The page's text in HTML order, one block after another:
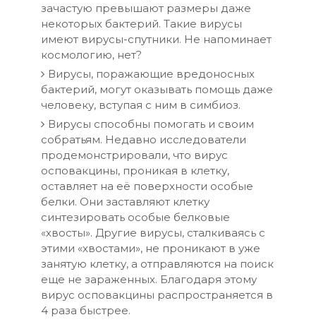
зачастую превышают размеры даже
некоторых бактерий. Такие вирусы
имеют вирусы-спутники. Не напоминает
космологию, нет?
Вирусы, поражающие вредоносных
бактерий, могут оказывать помощь даже
человеку, вступая с ним в симбиоз.
Вирусы способны помогать и своим
собратьям. Недавно исследователи
продемонстрировали, что вирус
осповакцины, проникая в клетку,
оставляет на её поверхности особые
белки. Они заставляют клетку
синтезировать особые белковые
«хвосты». Другие вирусы, сталкиваясь с
этими «хвостами», не проникают в уже
занятую клетку, а отправляются на поиск
еще не зараженных. Благодаря этому
вирус осповакцины распространяется в
4 раза быстрее.